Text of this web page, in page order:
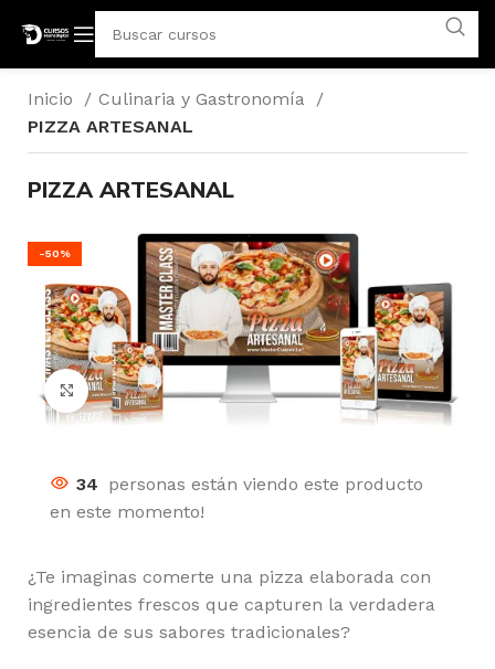
Inicio
Culinaria y Gastronomía
PIZZA ARTESANAL
PIZZA ARTESANAL
-50%
Click para agrandar
34 personas están viendo este producto
en este momento!
¿Te imaginas comerte una pizza elaborada con
ingredientes frescos que capturen la verdadera
esencia de sus sabores tradicionales?